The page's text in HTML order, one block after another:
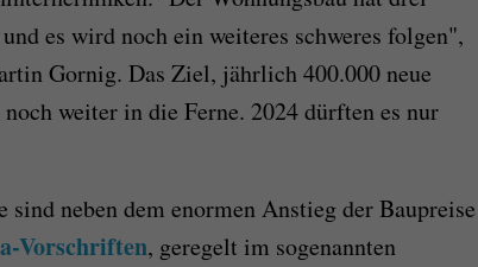
es wird noch ein weiteres schweres folgen",
Gornig. Das Ziel, jährlich 400.000 neue
weiter in die Ferne. 2024 dürften es nur
neben dem enormen Anstieg der Baupreise
Vorschriften, geregelt im sogenannten